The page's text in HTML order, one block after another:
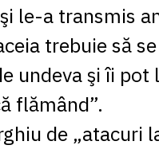
le-a transmis
trebuie să
undeva şi îi pot
flămând”.
de „atacuri